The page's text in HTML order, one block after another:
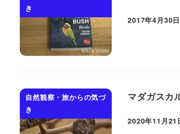
き
投稿日
2017年4月30日
自然観察・旅からの気づ
き
マダガスカ
投稿日
2020年11月21